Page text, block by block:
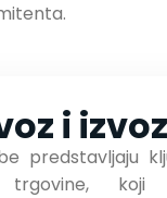
i
predstavljaju
trgovine, koji